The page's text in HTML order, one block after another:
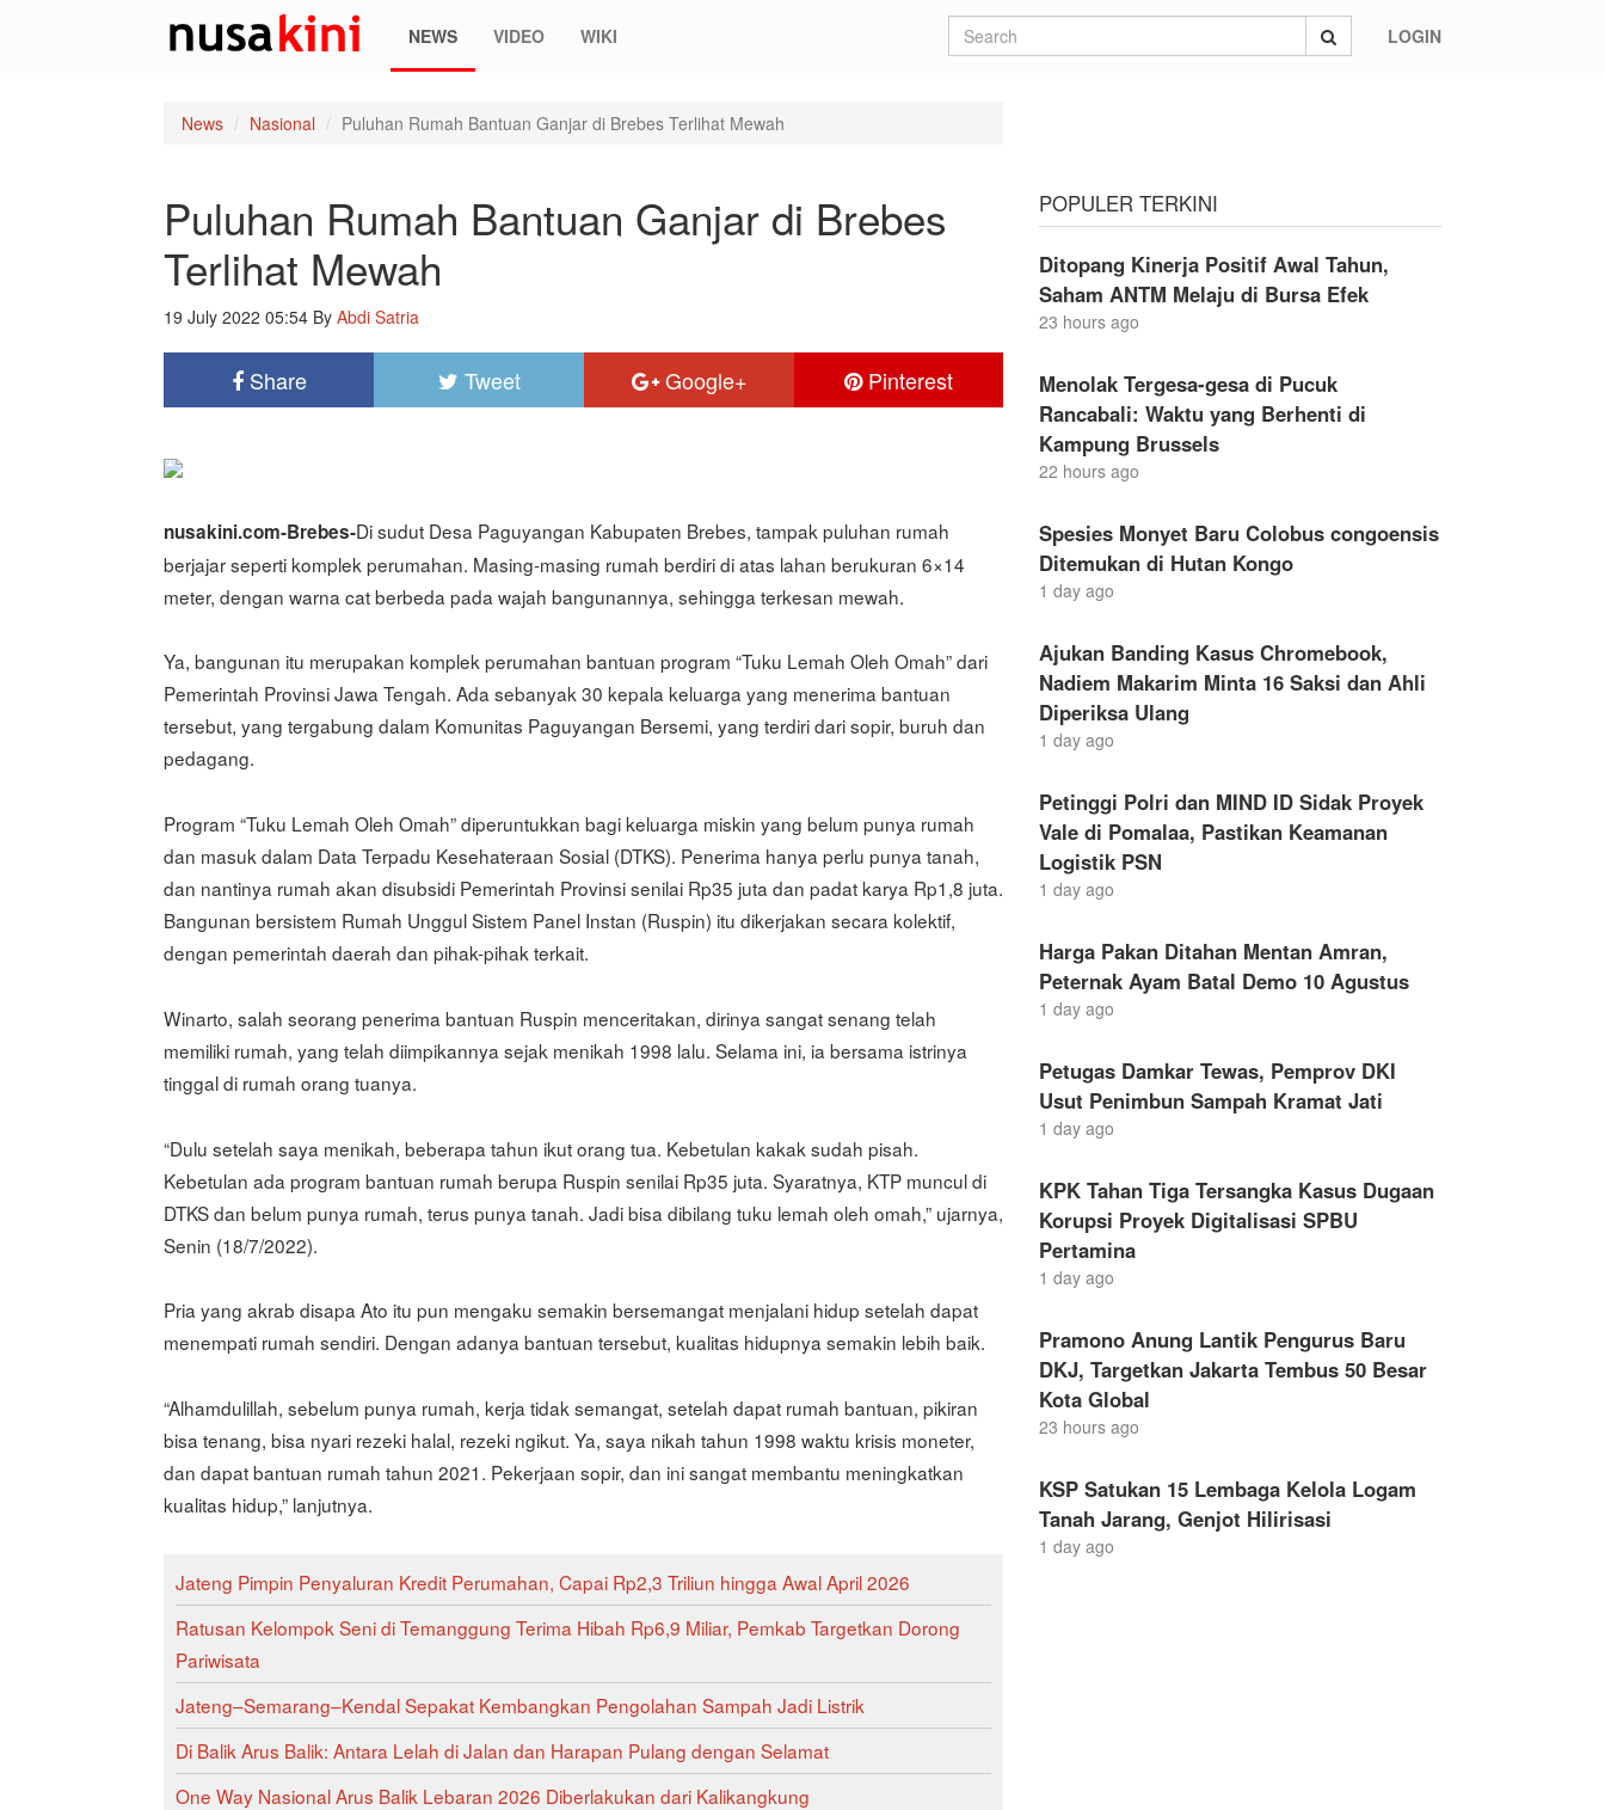
NEWS VIDEO WIKI LOGIN
News Nasional Puluhan Rumah Bantuan Ganjar di Brebes Terlihat Mewah
Puluhan Rumah Bantuan Ganjar di Brebes
Terlihat Mewah
19 July 2022 05:54 By Abdi Satria
Share Tweet Google+ Pinterest
nusakini.com-Brebes-Di sudut Desa Paguyangan Kabupaten Brebes, tampak puluhan rumah
berjajar seperti komplek perumahan. Masing-masing rumah berdiri di atas lahan berukuran 6×14
meter, dengan warna cat berbeda pada wajah bangunannya, sehingga terkesan mewah.
Ya, bangunan itu merupakan komplek perumahan bantuan program “Tuku Lemah Oleh Omah” dari
Pemerintah Provinsi Jawa Tengah. Ada sebanyak 30 kepala keluarga yang menerima bantuan
tersebut, yang tergabung dalam Komunitas Paguyangan Bersemi, yang terdiri dari sopir, buruh dan
pedagang.
Program “Tuku Lemah Oleh Omah” diperuntukkan bagi keluarga miskin yang belum punya rumah
dan masuk dalam Data Terpadu Kesehateraan Sosial (DTKS). Penerima hanya perlu punya tanah,
dan nantinya rumah akan disubsidi Pemerintah Provinsi senilai Rp35 juta dan padat karya Rp1,8 juta.
Bangunan bersistem Rumah Unggul Sistem Panel Instan (Ruspin) itu dikerjakan secara kolektif,
dengan pemerintah daerah dan pihak-pihak terkait.
Winarto, salah seorang penerima bantuan Ruspin menceritakan, dirinya sangat senang telah
memiliki rumah, yang telah diimpikannya sejak menikah 1998 lalu. Selama ini, ia bersama istrinya
tinggal di rumah orang tuanya.
“Dulu setelah saya menikah, beberapa tahun ikut orang tua. Kebetulan kakak sudah pisah.
Kebetulan ada program bantuan rumah berupa Ruspin senilai Rp35 juta. Syaratnya, KTP muncul di
DTKS dan belum punya rumah, terus punya tanah. Jadi bisa dibilang tuku lemah oleh omah,” ujarnya,
Senin (18/7/2022).
Pria yang akrab disapa Ato itu pun mengaku semakin bersemangat menjalani hidup setelah dapat
menempati rumah sendiri. Dengan adanya bantuan tersebut, kualitas hidupnya semakin lebih baik.
“Alhamdulillah, sebelum punya rumah, kerja tidak semangat, setelah dapat rumah bantuan, pikiran
bisa tenang, bisa nyari rezeki halal, rezeki ngikut. Ya, saya nikah tahun 1998 waktu krisis moneter,
dan dapat bantuan rumah tahun 2021. Pekerjaan sopir, dan ini sangat membantu meningkatkan
kualitas hidup,” lanjutnya.
Jateng Pimpin Penyaluran Kredit Perumahan, Capai Rp2,3 Triliun hingga Awal April 2026
Ratusan Kelompok Seni di Temanggung Terima Hibah Rp6,9 Miliar, Pemkab Targetkan Dorong
Pariwisata
Jateng–Semarang–Kendal Sepakat Kembangkan Pengolahan Sampah Jadi Listrik
Di Balik Arus Balik: Antara Lelah di Jalan dan Harapan Pulang dengan Selamat
One Way Nasional Arus Balik Lebaran 2026 Diberlakukan dari Kalikangkung
POPULER TERKINI
Ditopang Kinerja Positif Awal Tahun,
Saham ANTM Melaju di Bursa Efek
23 hours ago
Menolak Tergesa-gesa di Pucuk
Rancabali: Waktu yang Berhenti di
Kampung Brussels
22 hours ago
Spesies Monyet Baru Colobus congoensis
Ditemukan di Hutan Kongo
1 day ago
Ajukan Banding Kasus Chromebook,
Nadiem Makarim Minta 16 Saksi dan Ahli
Diperiksa Ulang
1 day ago
Petinggi Polri dan MIND ID Sidak Proyek
Vale di Pomalaa, Pastikan Keamanan
Logistik PSN
1 day ago
Harga Pakan Ditahan Mentan Amran,
Peternak Ayam Batal Demo 10 Agustus
1 day ago
Petugas Damkar Tewas, Pemprov DKI
Usut Penimbun Sampah Kramat Jati
1 day ago
KPK Tahan Tiga Tersangka Kasus Dugaan
Korupsi Proyek Digitalisasi SPBU
Pertamina
1 day ago
Pramono Anung Lantik Pengurus Baru
DKJ, Targetkan Jakarta Tembus 50 Besar
Kota Global
23 hours ago
KSP Satukan 15 Lembaga Kelola Logam
Tanah Jarang, Genjot Hilirisasi
1 day ago